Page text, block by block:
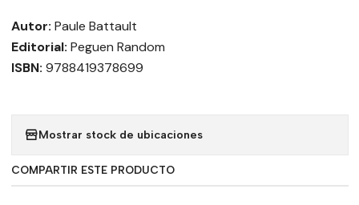
Autor: Paule Battault
Editorial: Peguen Random
ISBN: 9788419378699
Mostrar stock de ubicaciones
COMPARTIR ESTE PRODUCTO